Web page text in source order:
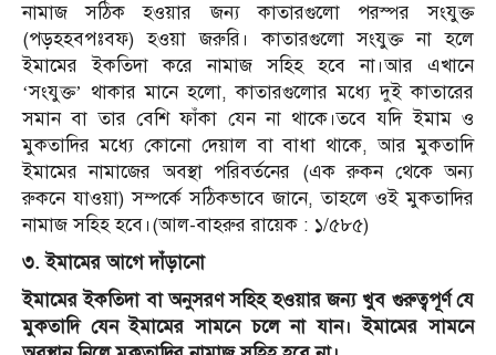
নামাজ সঠিক হওয়ার জন্য কাতারগুলো পরস্পর সংযুক্ত
(পড়হহবপঃবফ) হওয়া জরুরি। কাতারগুলো সংযুক্ত না হলে
ইমামের ইকতিদা করে নামাজ সহিহ হবে না।আর এখানে
‘সংযুক্ত’ থাকার মানে হলো, কাতারগুলোর মধ্যে দুই কাতারের
সমান বা তার বেশি ফাঁকা যেন না থাকে।তবে যদি ইমাম ও
মুকতাদির মধ্যে কোনো দেয়াল বা বাধা থাকে, আর মুকতাদি
ইমামের নামাজের অবস্থা পরিবর্তনের (এক রুকন থেকে অন্য
রুকনে যাওয়া) সম্পর্কে সঠিকভাবে জানে, তাহলে ওই মুকতাদির
নামাজ সহিহ হবে।(আল-বাহরুর রায়েক : ১/৫৮৫)
৩. ইমামের আগে দাঁড়ানো
ইমামের ইকতিদা বা অনুসরণ সহিহ হওয়ার জন্য খুব গুরুত্বপূর্ণ যে
মুকতাদি যেন ইমামের সামনে চলে না যান। ইমামের সামনে